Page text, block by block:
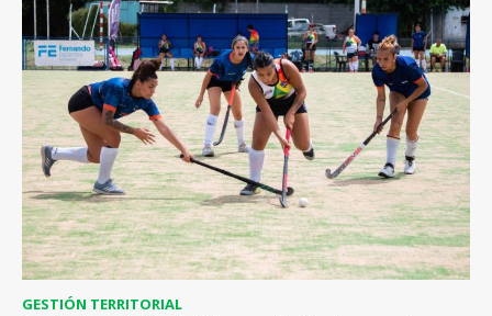
GESTIÓN TERRITORIAL